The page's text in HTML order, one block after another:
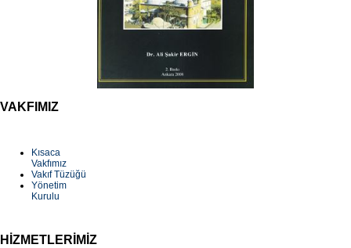
VAKFIMIZ
Kısaca
Vakfımız
Vakıf Tüzüğü
Yönetim
Kurulu
HİZMETLERİMİZ